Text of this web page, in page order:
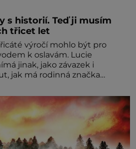
s historií. Teď ji musím
třicet let
výročí mohlo být pro
k oslavám. Lucie
jinak, jako závazek i
jak má rodinná značka